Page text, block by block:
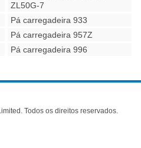
ZL50G-7
Pá carregadeira 933
Pá carregadeira 957Z
Pá carregadeira 996
Todos os direitos reservados.